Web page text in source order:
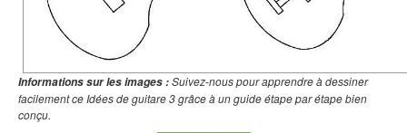
Informations sur les images :Suivez-nous pour apprendre à dessiner
facilement ce Idées de guitare 3 grâce à un guide étape par étape bien
conçu.